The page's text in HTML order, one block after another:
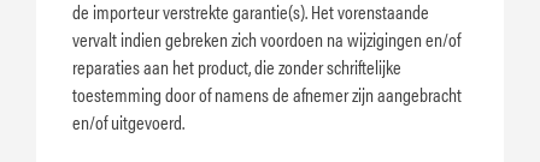
de importeur verstrekte garantie(s). Het vorenstaande
vervalt indien gebreken zich voordoen na wijzigingen en/of
reparaties aan het product, die zonder schriftelijke
toestemming door of namens de afnemer zijn aangebracht
en/of uitgevoerd.